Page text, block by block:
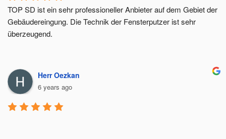
TOP SD ist ein sehr professioneller Anbieter auf dem Gebiet der
Gebäudereingung. Die Technik der Fensterputzer ist sehr
überzeugend.
Herr Oezkan
6 years ago